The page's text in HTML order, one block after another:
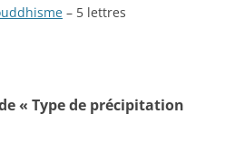
– 5 lettres
« Type de précipitation